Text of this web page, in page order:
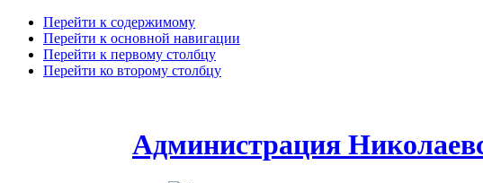
Перейти к содержимому
Перейти к основной навигации
Перейти к первому столбцу
Перейти ко второму столбцу
Администрация